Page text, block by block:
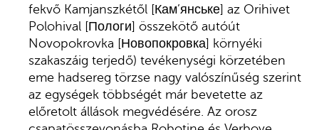
fekvő Kamjanszkétől [Кам’янське] az Orihivet
Polohival [Пологи] összekötő autóút
Novopokrovka [Новопокровка] környéki
szakaszáig terjedő) tevékenységi körzetében
eme hadsereg törzse nagy valószínűség szerint
az egységek többségét már bevetette az
előretolt állások megvédésére. Az orosz